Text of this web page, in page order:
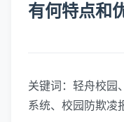
有何特点和
关键词：轻舟校园
系统、校园防欺凌